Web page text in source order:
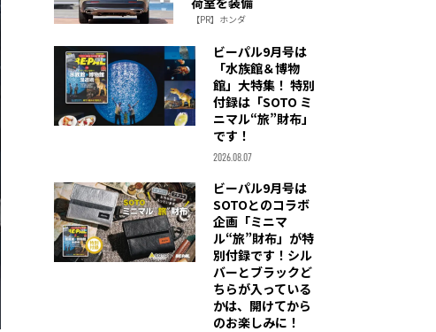
【PR】ホンダ
ビーパル9月号は
「水族館＆博物
館」大特集！ 特別
付録は「SOTO ミ
ニマル“旅”財布」
です！
2026.08.07
ビーパル9月号は
SOTOとのコラボ
企画「ミニマ
ル“旅”財布」が特
別付録です！シル
バーとブラックど
ちらが入っている
かは、開けてから
のお楽しみに！